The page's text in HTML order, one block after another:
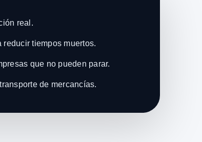
real.
tiempos muertos.
que no pueden parar.
de mercancías.